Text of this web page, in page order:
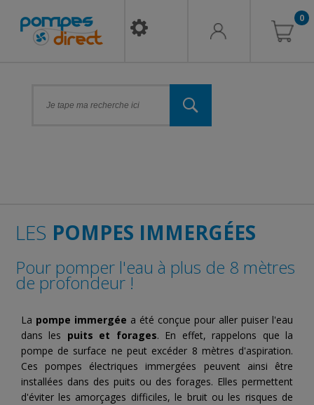
0
LES POMPES IMMERGÉES
Pour pomper l'eau à plus de 8 mètres
de profondeur !
La pompe immergée a été conçue pour aller puiser l'eau
dans les puits et forages. En effet, rappelons que la
pompe de surface ne peut excéder 8 mètres d'aspiration.
Ces pompes électriques immergées peuvent ainsi être
installées dans des puits ou des forages. Elles permettent
d'éviter les amorçages difficiles, le bruit ou les risques de